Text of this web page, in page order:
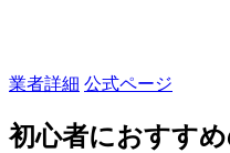
業者詳細 公式ページ
初心者におすす